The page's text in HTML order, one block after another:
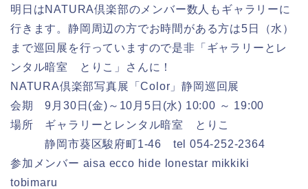
明日はNATURA倶楽部のメンバー数人もギャラリーに
行きます。静岡周辺の方でお時間がある方は5日（水）
まで巡回展を行っていますので是非「ギャラリーとレ
ンタル暗室 とりこ」さんに！
NATURA倶楽部写真展「Color」静岡巡回展
会期 9月30日(金)～10月5日(水) 10:00 ～ 19:00
場所 ギャラリーとレンタル暗室 とりこ
静岡市葵区駿府町1-46 tel 054-252-2364
参加メンバー aisa ecco hide lonestar mikkiki
tobimaru